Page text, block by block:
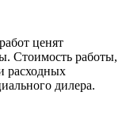
ценят
Стоимость работы,
расходных
дилера.